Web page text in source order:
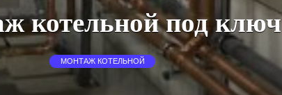
котельной под ключ
МОНТАЖ КОТЕЛЬНОЙ